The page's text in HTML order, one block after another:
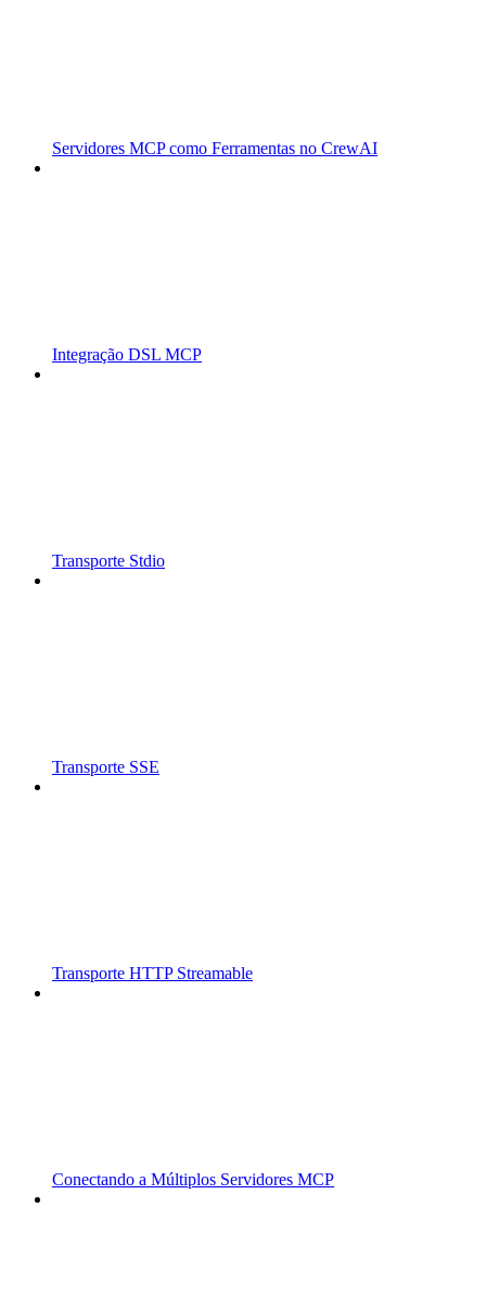
Servidores MCP como Ferramentas no CrewAI
Integração DSL MCP
Transporte Stdio
Transporte SSE
Transporte HTTP Streamable
Conectando a Múltiplos Servidores MCP